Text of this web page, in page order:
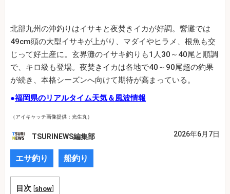
北部九州の沖釣りはイサキと夜焚きイカが好調。響灘では
49cm頭の大型イサキが上がり、マダイやヒラメ、根魚も交
じって好土産に。玄界灘のイサキ釣りも1人30～40尾と順調
で、キロ級も登場。夜焚きイカは各地で40～90尾超の釣果
が続き、本格シーズンへ向けて期待が高まっている。
●福岡県のリアルタイム天気＆風波情報
（アイキャッチ画像提供：光生丸）
TSURINEWS編集部 2026年6月7日
エサ釣り 船釣り
目次 [show]